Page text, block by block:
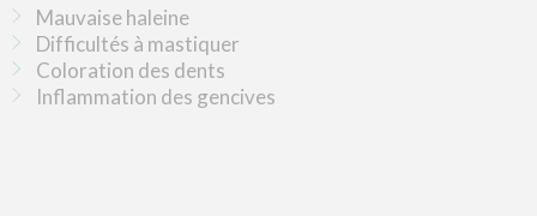
Mauvaise haleine
Difficultés à mastiquer
Coloration des dents
Inflammation des gencives